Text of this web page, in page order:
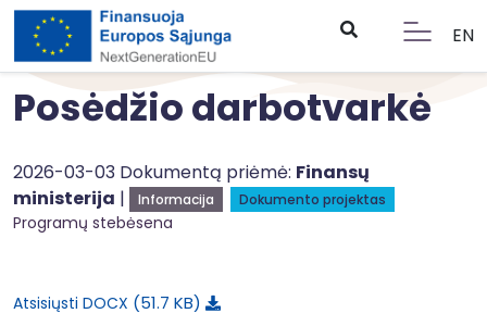
EN
Posėdžio darbotvarkė
2026-03-03 Dokumentą priėmė: Finansų
ministerija | Informacija Dokumento projektas
Programų stebėsena
Atsisiųsti DOCX
51.7 KB